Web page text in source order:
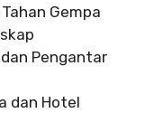
Gempa
Pengantar
dan Hotel